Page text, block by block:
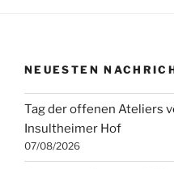
NEUESTEN
Tag der offenen Ateliers
Insultheimer Hof
07/08/2026